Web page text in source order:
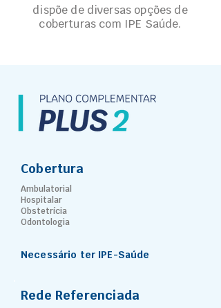
dispõe de diversas opções de
coberturas com IPE Saúde.
Cobertura
Ambulatorial
Hospitalar
Obstetrícia
Odontologia
Necessário ter IPE-Saúde
Rede Referenciada